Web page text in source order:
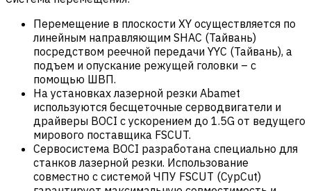
Перемещение в плоскости XY осуществляется по
линейным направляющим SHAC (Тайвань)
посредством реечной передачи YYC (Тайвань), а
подъем и опускание режущей головки – с
помощью ШВП.
На установках лазерной резки Abamet
используются бесщеточные серводвигатели и
драйверы BOCI с ускорением до 1.5G от ведущего
мирового поставщика FSCUT.
Сервосистема BOCI разработана специально для
станков лазерной резки. Использование
совместно с системой ЧПУ FSCUT (CypCut)